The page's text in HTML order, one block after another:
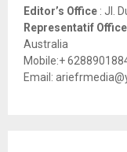
Editor’s Office : Jl.
Representatif Office
Australia
Mobile:+
Email: